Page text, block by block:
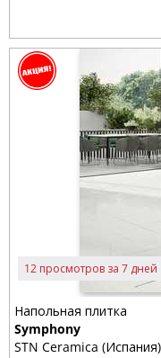
12 просмотров за 7 дней
Напольная плитка
Symphony
STN Ceramica (Испания)